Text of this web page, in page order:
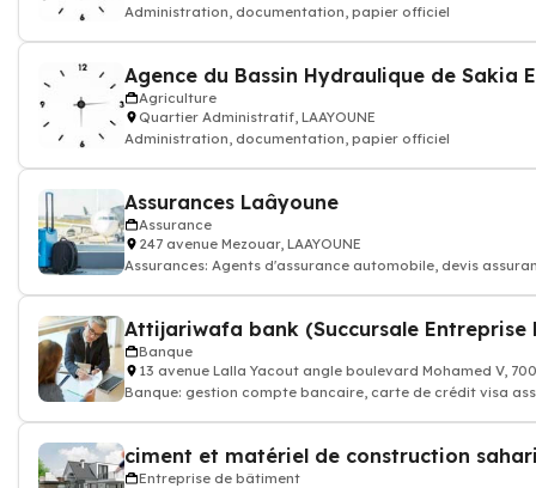
Administration, documentation, papier officiel
Agriculture
Quartier Administratif, LAAYOUNE
Administration, documentation, papier officiel
Assurances Laâyoune
Assurance
247 avenue Mezouar, LAAYOUNE
Assurances: Agents d'assurance automobile, devis
Attijariwafa bank (Succursale Entreprise
Banque
13 avenue Lalla Yacout angle boulevard Mohamed V,
Banque: gestion compte bancaire, carte de crédit visa
ciment et matériel de construction
Entreprise de bâtiment